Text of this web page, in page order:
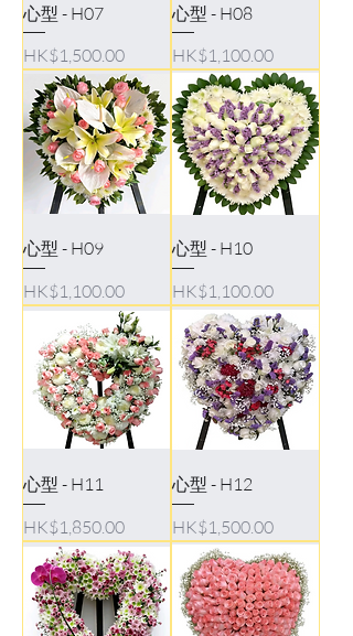
心型 - H07
Price
HK$1,500.00
心型 - H08
Price
HK$1,100.00
心型 - H09
Price
HK$1,100.00
心型 - H10
Price
HK$1,100.00
心型 - H11
Price
HK$1,850.00
心型 - H12
Price
HK$1,500.00